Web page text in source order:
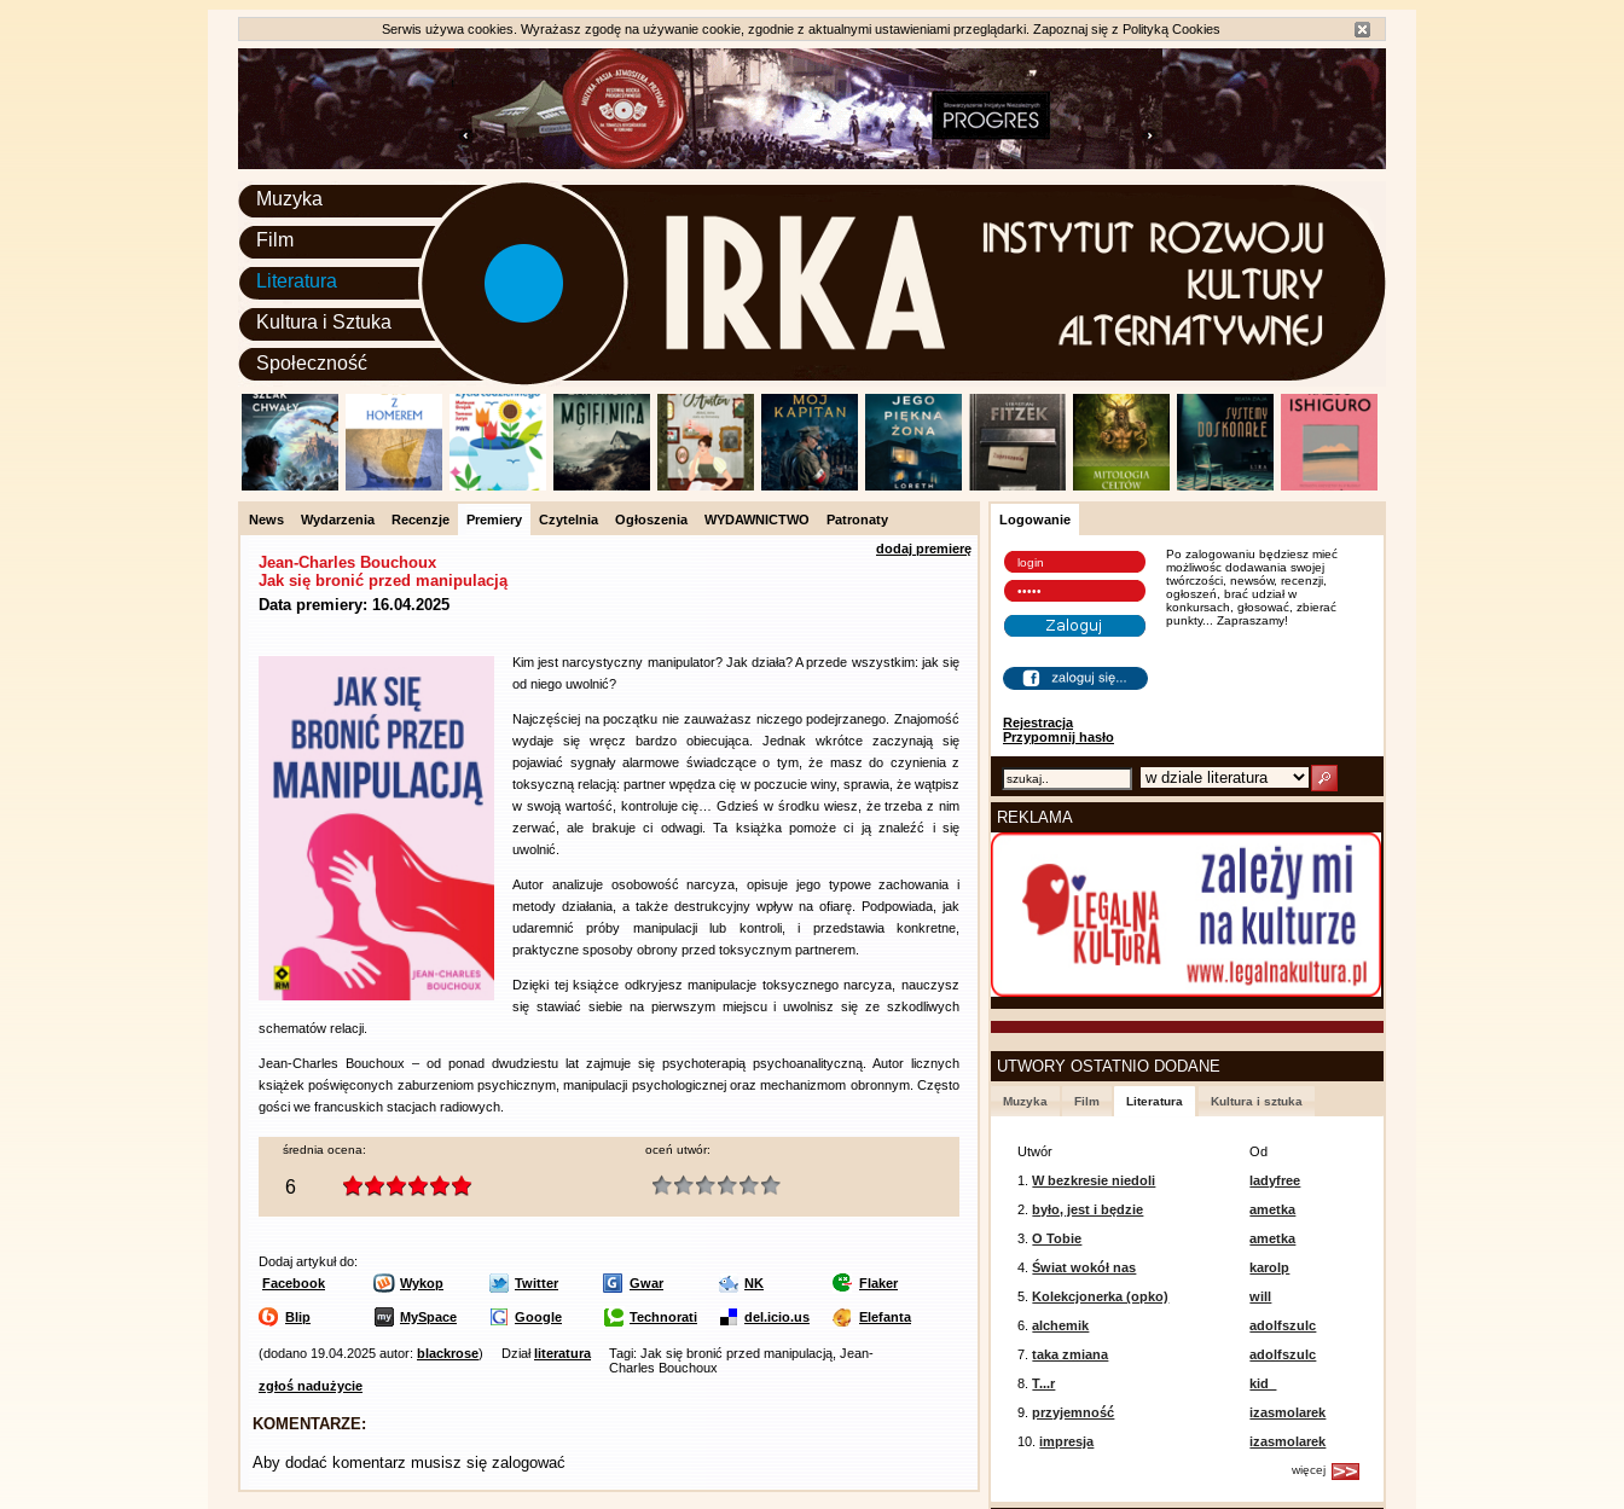
Serwis używa cookies. Wyrażasz zgodę na używanie cookie, zgodnie z aktualnymi ustawieniami przeglądarki. Zapoznaj się z Polityką Cookies
Muzyka
Film
Literatura
Kultura i Sztuka
Społeczność
News Wydarzenia Recenzje Premiery Czytelnia Ogłoszenia WYDAWNICTWO
Patronaty
dodaj premierę
Jean-Charles Bouchoux
Jak się bronić przed manipulacją
Data premiery: 16.04.2025
Kim jest narcystyczny manipulator? Jak działa? A przede wszystkim: jak się
od niego uwolnić?
Najczęściej na początku nie zauważasz niczego podejrzanego. Znajomość
wydaje się wręcz bardzo obiecująca. Jednak wkrótce zaczynają się
pojawiać sygnały alarmowe świadczące o tym, że masz do czynienia z
toksyczną relacją: partner wpędza cię w poczucie winy, sprawia, że wątpisz
w swoją wartość, kontroluje cię… Gdzieś w środku wiesz, że trzeba z nim
zerwać, ale brakuje ci odwagi. Ta książka pomoże ci ją znaleźć i się
uwolnić.
Autor analizuje osobowość narcyza, opisuje jego typowe zachowania i
metody działania, a także destrukcyjny wpływ na ofiarę. Podpowiada, jak
udaremnić próby manipulacji lub kontroli, i przedstawia konkretne,
praktyczne sposoby obrony przed toksycznym partnerem.
Dzięki tej książce odkryjesz manipulacje toksycznego narcyza, nauczysz
się stawiać siebie na pierwszym miejscu i uwolnisz się ze szkodliwych
schematów relacji.
Jean-Charles Bouchoux – od ponad dwudziestu lat zajmuje się psychoterapią psychoanalityczną. Autor licznych
książek poświęconych zaburzeniom psychicznym, manipulacji psychologicznej oraz mechanizmom obronnym. Często
gości we francuskich stacjach radiowych.
średnia ocena:
6
oceń utwór:
Dodaj artykuł do:
Facebook
Wykop Twitter Gwar NK Flaker
Blip MySpace Google Technorati del.icio.us Elefanta
(dodano 19.04.2025 autor: blackrose) Działliteratura
Tagi: Jak się bronić przed manipulacją, Jean-
Charles Bouchoux
zgłoś nadużycie
KOMENTARZE:
Aby dodać komentarz musisz się zalogować
Logowanie
Rejestracja
Przypomnij hasło
Po zalogowaniu będziesz mieć
możliwośc dodawania swojej
twórczości, newsów, recenzji,
ogłoszeń, brać udział w
konkursach, głosować, zbierać
punkty... Zapraszamy!
REKLAMA
UTWORY OSTATNIO DODANE
Muzyka Film Literatura Kultura i sztuka
Utwór
Od
1.W bezkresie niedoli
ladyfree
2.było, jest i będzie
ametka
3.O Tobie
ametka
4.Świat wokół nas
karolp
5.Kolekcjonerka (opko)
will
6.alchemik
adolfszulc
7.taka zmiana
adolfszulc
8.T...r
kid_
9.przyjemność
izasmolarek
10.impresja izasmolarek
więcej